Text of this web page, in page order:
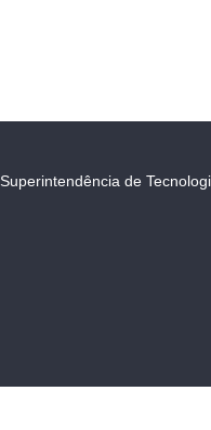
Superintendência de